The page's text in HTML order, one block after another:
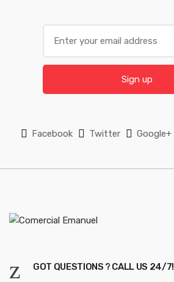
a
l
Sign up
Facebook Twitter Google+
GOT QUESTIONS ? CALL US 24/7!